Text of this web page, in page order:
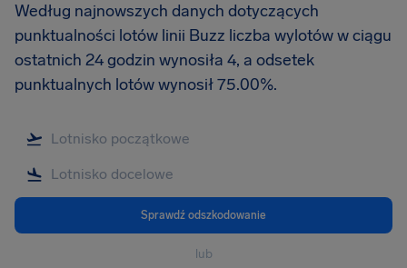
Według najnowszych danych dotyczących
punktualności lotów linii Buzz liczba wylotów w ciągu
ostatnich 24 godzin wynosiła 4, a odsetek
punktualnych lotów wynosił 75.00%.
Sprawdź odszkodowanie
lub